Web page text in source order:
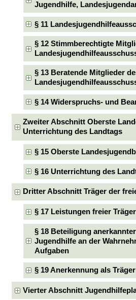
Jugendhilfe,
§ 11
§ 12 Stimmberechtigte
§ 13 Beratende Mitglieder
§ 14 Widerspruchs- und
Zweiter Abschnitt Oberste
Unterrichtung des Landtags
§ 15 Oberste
§ 16 Unterrichtung des
Dritter Abschnitt Träger der
§ 17 Leistungen freier Träger
§ 18 Beteiligung
Jugendhilfe an der
Aufgaben
§ 19 Anerkennung als
Vierter Abschnitt